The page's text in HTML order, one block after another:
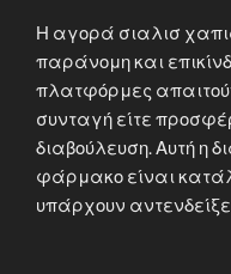
Η αγορά σιαλισ
παράνομη και
πλατφόρμες
συνταγή είτε
διαβούλευση. Αυτή η
φάρμακο είναι
υπάρχουν